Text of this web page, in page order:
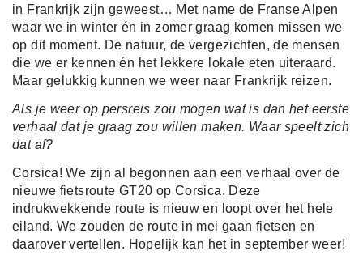
in Frankrijk zijn geweest… Met name de Franse Alpen
waar we in winter én in zomer graag komen missen we
op dit moment. De natuur, de vergezichten, de mensen
die we er kennen én het lekkere lokale eten uiteraard.
Maar gelukkig kunnen we weer naar Frankrijk reizen.
Als je weer op persreis zou mogen wat is dan het eerste
verhaal dat je graag zou willen maken. Waar speelt zich
dat af?
Corsica! We zijn al begonnen aan een verhaal over de
nieuwe fietsroute GT20 op Corsica. Deze
indrukwekkende route is nieuw en loopt over het hele
eiland. We zouden de route in mei gaan fietsen en
daarover vertellen. Hopelijk kan het in september weer!